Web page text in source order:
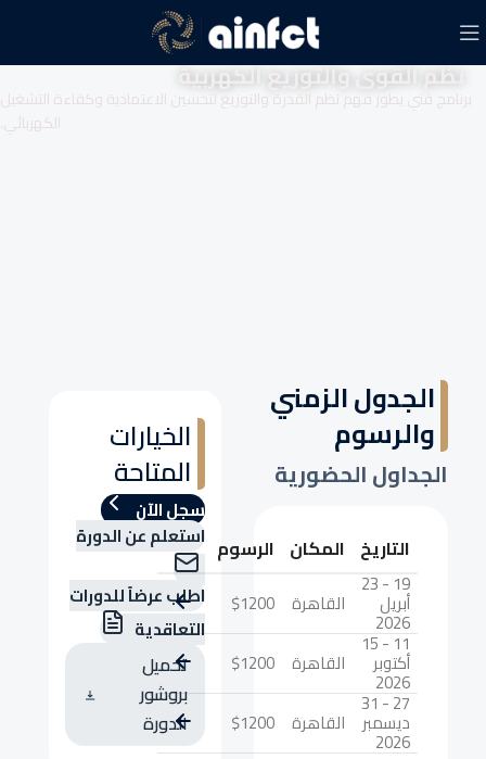
نظم القوى والتوزيع الكهربية
برنامج فني يطور فهم نظم القدرة والتوزيع لتحسين الاعتمادية وكفاءة التشغيل
الكهربائي.
الخيارات
المتاحة
سجل الآن
استعلم عن الدورة
اطلب عرضاً للدورات
التعاقدية
تحميل
بروشور
الدورة
الجدول الزمني
والرسوم
الجداول الحضورية
التاريخ المكان الرسوم
19 - 23
أبريل
2026
القاهرة $1200
11 - 15
أكتوبر
2026
القاهرة $1200
27 - 31
ديسمبر
2026
القاهرة $1200